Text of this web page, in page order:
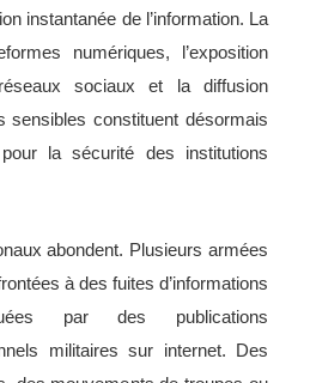
instantanée de l’information. La
numériques, l’exposition
sociaux et la diffusion
sensibles constituent désormais
la sécurité des institutions
abondent. Plusieurs armées
à des fuites d’informations
par des publications
militaires sur internet. Des